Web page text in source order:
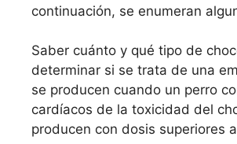
continuación, se enumeran
Saber cuánto y qué tipo de
determinar si se trata de una
se producen cuando un perro
cardíacos de la toxicidad del
producen con dosis superiores